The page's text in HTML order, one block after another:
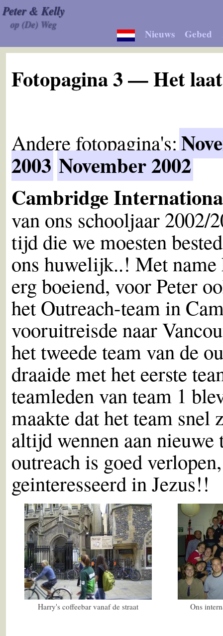
Peter & Kelly
op (De) Weg
Nieuws Gebed
Fotopagina 3 — Het
Andere fotopagina's:
2003 November 2002
Cambridge
van ons schooljaar
tijd die we moesten
ons huwelijk..! Met name
erg boeiend, voor Peter
het Outreach-team in
vooruitreisde naar
het tweede team van de
draaide met het eerste
teamleden van team 1
maakte dat het team
altijd wennen aan
outreach is goed
geinteresseerd in Jezus!!
Harry's coffeebar vanaf de straat Ons